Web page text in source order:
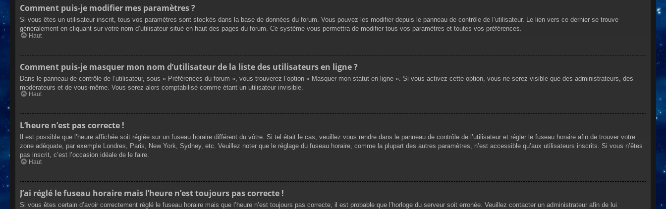
Comment puis-je modifier mes paramètres ?
Si vous êtes un utilisateur inscrit, tous vos paramètres sont stockés dans la base de données du forum. Vous pouvez les modifier depuis le panneau de contrôle de l’utilisateur. Le lien vers ce dernier se trouve
généralement en cliquant sur votre nom d’utilisateur situé en haut des pages du forum. Ce système vous permettra de modifier tous vos paramètres et toutes vos préférences.
Haut
Comment puis-je masquer mon nom d’utilisateur de la liste des utilisateurs en ligne ?
Dans le panneau de contrôle de l’utilisateur, sous « Préférences du forum », vous trouverez l’option « Masquer mon statut en ligne ». Si vous activez cette option, vous ne serez visible que des administrateurs, des
modérateurs et de vous-même. Vous serez alors comptabilisé comme étant un utilisateur invisible.
Haut
L’heure n’est pas correcte !
Il est possible que l’heure affichée soit réglée sur un fuseau horaire différent du vôtre. Si tel était le cas, veuillez vous rendre dans le panneau de contrôle de l’utilisateur et régler le fuseau horaire afin de trouver votre
zone adéquate, par exemple Londres, Paris, New York, Sydney, etc. Veuillez noter que le réglage du fuseau horaire, comme la plupart des autres paramètres, n’est accessible qu’aux utilisateurs inscrits. Si vous n’êtes
pas inscrit, c’est l’occasion idéale de le faire.
Haut
J’ai réglé le fuseau horaire mais l’heure n’est toujours pas correcte !
Si vous êtes certain d’avoir correctement réglé le fuseau horaire mais que l’heure n’est toujours pas correcte, il est probable que l’horloge du serveur soit erronée. Veuillez contacter un administrateur afin de lui